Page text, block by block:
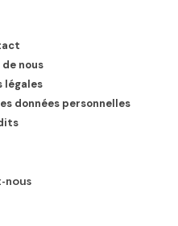
nous
légales
données personnelles
nous